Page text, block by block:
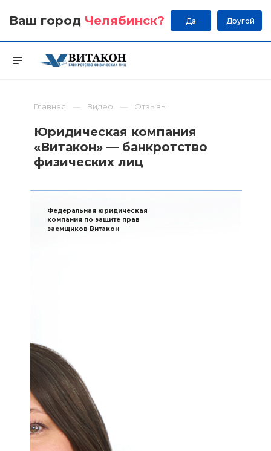
Ваш город Челябинск? Да Другой
Главная Видео Отзывы
Юридическая компания
«Витакон» — банкротство
физических лиц
Федеральная юридическая
компания по защите прав
заемщиков Витакон